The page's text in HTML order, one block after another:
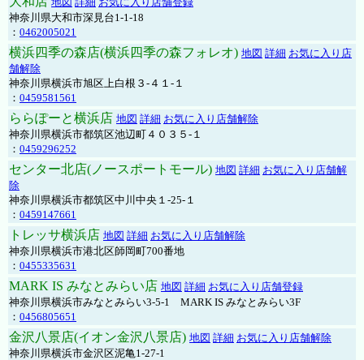
神奈川県大和市深見台1-1-18
： 0462005021
横浜四季の森店(横浜四季の森フォレオ) 地図 詳細 お気に入り店
舗解除
神奈川県横浜市旭区上白根３-４１-１
： 0459581561
ららぽーと横浜店 地図 詳細 お気に入り店舗解除
神奈川県横浜市都筑区池辺町４０３５-１
： 0459296252
センター北店(ノースポートモール) 地図 詳細 お気に入り店舗解
除
神奈川県横浜市都筑区中川中央１-25-１
： 0459147661
トレッサ横浜店 地図 詳細 お気に入り店舗解除
神奈川県横浜市港北区師岡町700番地
： 0455335631
MARK IS みなとみらい店 地図 詳細 お気に入り店舗登録
神奈川県横浜市みなとみらい3-5-1 MARK IS みなとみらい3F
： 0456805651
金沢八景店(イオン金沢八景店) 地図 詳細 お気に入り店舗解除
神奈川県横浜市金沢区泥亀1-27-1